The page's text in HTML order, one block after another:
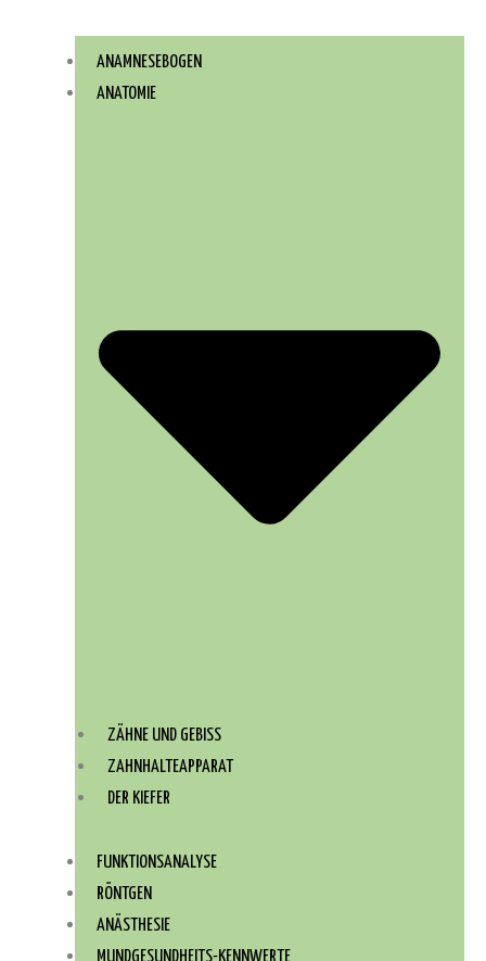
ANAMNESEBOGEN
ANATOMIE
ZÄHNE UND GEBISS
ZAHNHALTEAPPARAT
DER KIEFER
FUNKTIONSANALYSE
RÖNTGEN
ANÄSTHESIE